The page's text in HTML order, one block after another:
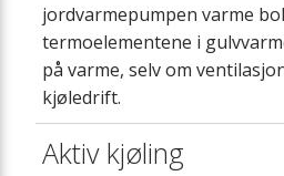
jordvarmepumpen varme
termoelementene i
på varme, selv om
kjøledrift.
Aktiv kjøling